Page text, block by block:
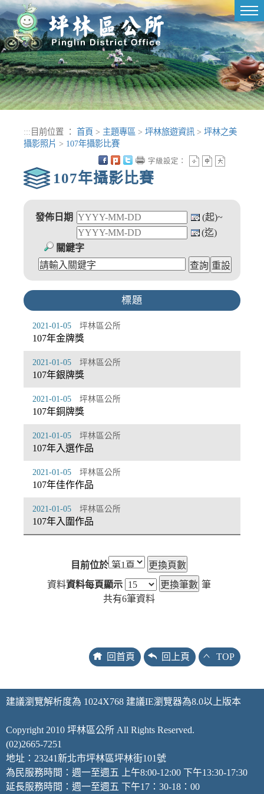
進入內容區塊
::: 目前位置 ： 首頁 > 主題專區 > 坪林旅遊資訊 > 坪林之美
攝影照片 > 107年攝影比賽
107年攝影比賽
字級設定：
發佈日期
(起)~
(迄)
關鍵字
標題
107年金牌獎
坪林區公所
2021-01-05
107年銀牌獎
坪林區公所
2021-01-05
107年銅牌獎
坪林區公所
2021-01-05
107年入選作品
坪林區公所
2021-01-05
107年佳作作品
坪林區公所
2021-01-05
107年入圍作品
坪林區公所
2021-01-05
目前位於
資料資料每頁顯示
筆
共有6筆資料
回首頁 回上頁 TOP
建議瀏覽解析度為 1024X768 建議IE瀏覽器為8.0以上版本
Copyright 2010 坪林區公所 All Rights Reserved.
(02)2665-7251
地址：23241新北市坪林區坪林街101號
為民服務時間：週一至週五 上午8:00-12:00 下午13:30-17:30
延長服務時間：週一至週五 下午17：30-18：00